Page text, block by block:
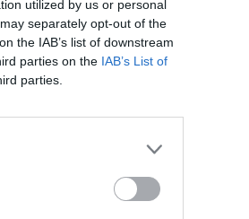
utilized by us or personal
separately opt-out of the
the IAB’s list of downstream
parties on the IAB’s List of
parties.